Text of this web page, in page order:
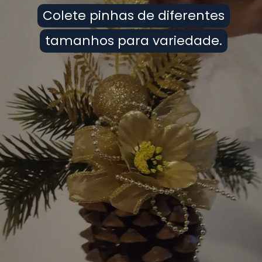
Colete pinhas de diferentes
tamanhos para variedade.
Colete pinhas de diferentes
tamanhos para variedade.